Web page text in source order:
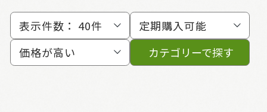
表示件数： 40件
定期購入可能
価格が高い
カテゴリーで探す